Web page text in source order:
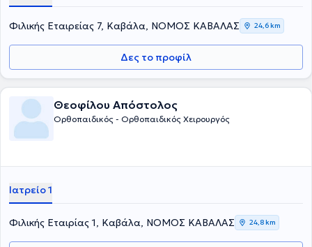
Φιλικής Εταιρείας 7, Καβάλα, ΝΟΜΟΣ ΚΑΒΑΛΑΣ 24,6 km
Δες το προφίλ
Θεοφίλου Απόστολος
Ορθοπαιδικός - Ορθοπαιδικός Χειρουργός
Ιατρείο 1
Φιλικής Εταιρίας 1, Καβάλα, ΝΟΜΟΣ ΚΑΒΑΛΑΣ 24,8 km